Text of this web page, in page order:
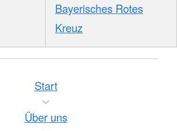
Bayerisches Rotes
Kreuz
Start
Über uns